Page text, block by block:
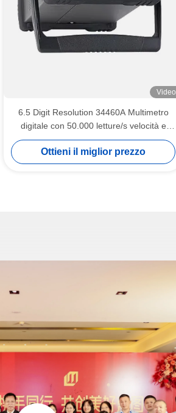
Video
6.5 Digit Resolution 34460A Multimetro
digitale con 50.000 letture/s velocità e
2,000000 letture Memoria
Ottieni il miglior prezzo